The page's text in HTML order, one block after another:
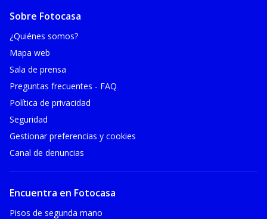
Sobre Fotocasa
¿Quiénes somos?
Mapa web
Sala de prensa
Preguntas frecuentes - FAQ
Política de privacidad
Seguridad
Gestionar preferencias y cookies
Canal de denuncias
Encuentra en Fotocasa
Pisos de segunda mano